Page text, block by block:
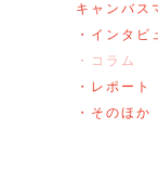
キャンバス
・インタビ
・コラム
・レポート
・そのほか